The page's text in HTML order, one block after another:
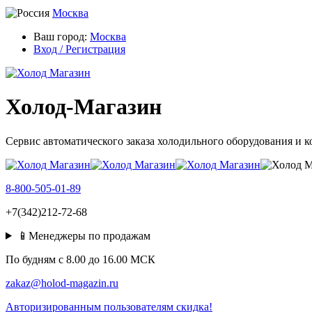
Москва
Ваш город: Москва
Вход / Регистрация
Холод-Магазин
Сервис автоматического заказа холодильного оборудования и
8-800-505-01-89
+7(342)212-72-68
📱Менеджеры по продажам
По будням c 8.00 до 16.00 МСК
zakaz@holod-magazin.ru
Авторизированным пользователям скидка!